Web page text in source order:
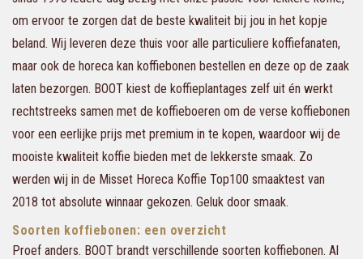
om ervoor te zorgen dat de beste kwaliteit bij jou in het kopje
beland. Wij leveren deze thuis voor alle particuliere koffiefanaten,
maar ook de horeca kan koffiebonen bestellen en deze op de zaak
laten bezorgen. BOOT kiest de koffieplantages zelf uit én werkt
rechtstreeks samen met de koffieboeren om de verse koffiebonen
voor een eerlijke prijs met premium in te kopen, waardoor wij de
mooiste kwaliteit koffie bieden met de lekkerste smaak. Zo
werden wij in de Misset Horeca Koffie Top100 smaaktest van
2018 tot absolute winnaar gekozen. Geluk door smaak.
Soorten koffiebonen: een overzicht
Proef anders. BOOT brandt verschillende soorten koffiebonen. Al